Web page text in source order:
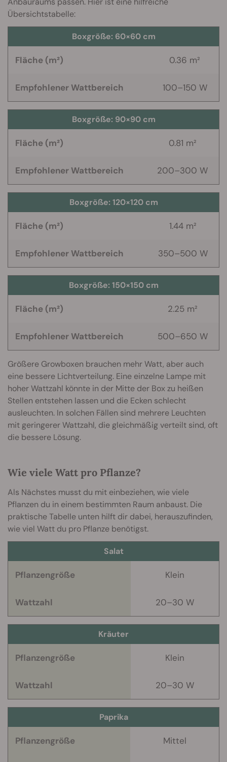
Übersichtstabelle:
Boxgröße: 60×60 cm
Fläche (m²) 0.36 m²
Empfohlener Wattbereich 100–150 W
Boxgröße: 90×90 cm
Fläche (m²) 0.81 m²
Empfohlener Wattbereich 200–300 W
Boxgröße: 120×120 cm
Fläche (m²) 1.44 m²
Empfohlener Wattbereich 350–500 W
Boxgröße: 150×150 cm
Fläche (m²) 2.25 m²
Empfohlener Wattbereich 500–650 W
Größere Growboxen brauchen mehr Watt, aber auch
eine bessere Lichtverteilung. Eine einzelne Lampe mit
hoher Wattzahl könnte in der Mitte der Box zu heißen
Stellen entstehen lassen und die Ecken schlecht
ausleuchten. In solchen Fällen sind mehrere Leuchten
mit geringerer Wattzahl, die gleichmäßig verteilt sind, oft
die bessere Lösung.
Wie viele Watt pro Pflanze?
Als Nächstes musst du mit einbeziehen, wie viele
Pflanzen du in einem bestimmten Raum anbaust. Die
praktische Tabelle unten hilft dir dabei, herauszufinden,
wie viel Watt du pro Pflanze benötigst.
Salat
Pflanzengröße Klein
Wattzahl 20–30 W
Kräuter
Pflanzengröße Klein
Wattzahl 20–30 W
Paprika
Pflanzengröße Mittel